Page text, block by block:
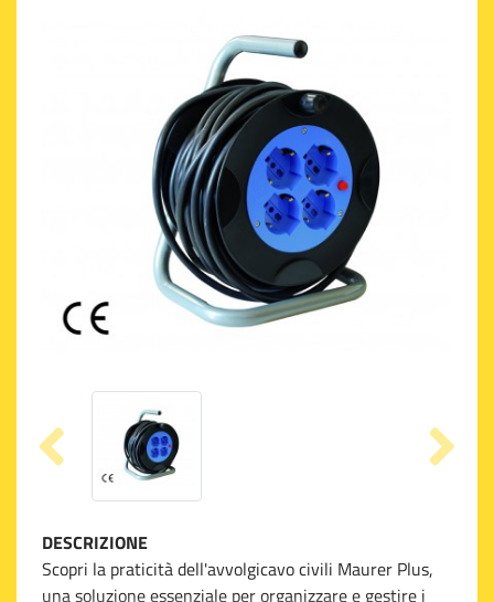
DESCRIZIONE
Scopri la praticità dell'avvolgicavo civili Maurer Plus,
una soluzione essenziale per organizzare e gestire i